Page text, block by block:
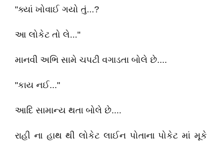
"ક્યાં ખોવાઈ ગયો તું...?
આ લોકેટ તો લે..."
માનવી અભિ સામે ચપટી વગાડતા બોલે છે....
"કાય નઈ..."
આદિ સામાન્ય થતા બોલે છે....
રાહી ના હાથ થી લોકેટ લાઈન પોતાના પોકેટ માં મૂકે